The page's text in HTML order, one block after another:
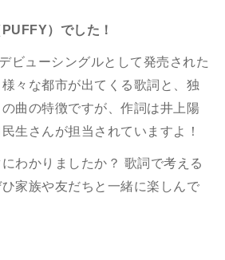
）でした！
ビューシングルとして発売された
様々な都市が出てくる歌詞と、独
曲の特徴ですが、作詞は井上陽
生さんが担当されていますよ！
わかりましたか？ 歌詞で考える
家族や友だちと一緒に楽しんで